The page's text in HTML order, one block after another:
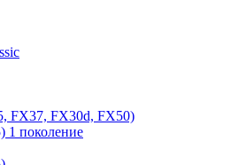
FX37, FX30d, FX50)
1 поколение